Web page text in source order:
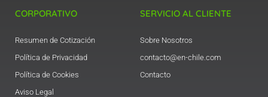
CORPORATIVO
Resumen de Cotización
Política de Privacidad
Política de Cookies
Aviso Legal
SERVICIO AL CLIENTE
Sobre Nosotros
contacto@en-chile.com
Contacto